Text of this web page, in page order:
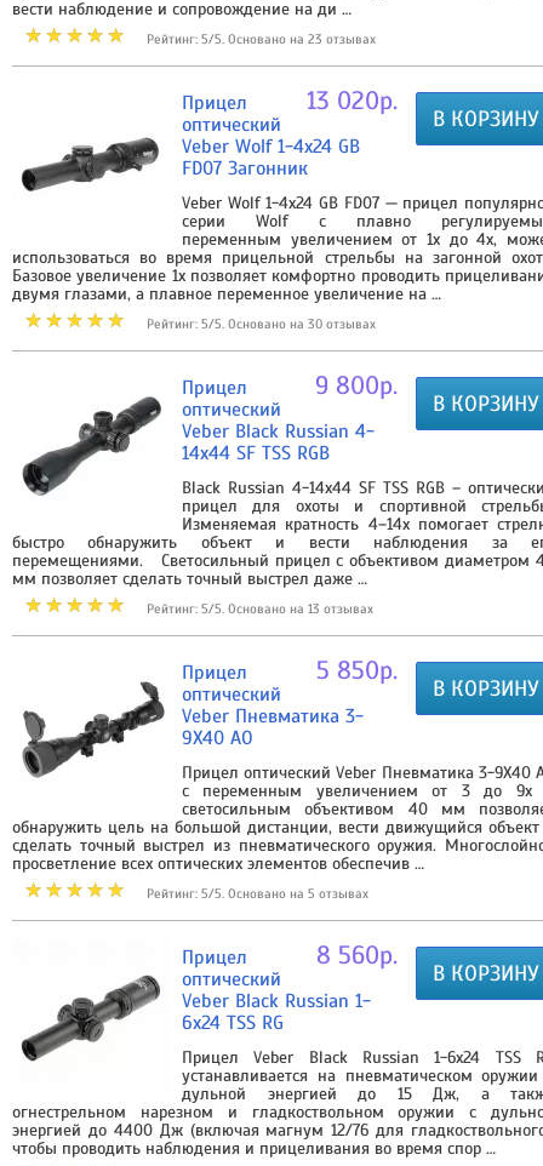
вести наблюдение и сопровождение на ди …
Рейтинг: 5/5. Основано на 23 отзывах
В КОРЗИНУ
13 020р.
Прицел
оптический
Veber Wolf 1-4х24 GB
FD07 Загонник
Veber Wolf 1-4х24 GB FD07 — прицел
серии Wolf с плавно
переменным увеличением от 1х до 4х,
использоваться во время прицельной стрельбы на загонной
Базовое увеличение 1х позволяет комфортно проводить
двумя глазами, а плавное переменное увеличение на …
Рейтинг: 5/5. Основано на 30 отзывах
В КОРЗИНУ
9 800р.
Прицел
оптический
Veber Black Russian 4-
14x44 SF TSS RGB
Black Russian 4-14x44 SF TSS RGB –
прицел для охоты и спортивной
Изменяемая кратность 4–14х помогает
быстро обнаружить объект и вести наблюдения за
перемещениями. Светосильный прицел с объективом диаметром
мм позволяет сделать точный выстрел даже …
Рейтинг: 5/5. Основано на 13 отзывах
В КОРЗИНУ
5 850р.
Прицел
оптический
Veber Пневматика 3-
9X40 AO
Прицел оптический Veber Пневматика 3-9X40
с переменным увеличением от 3 до 9х
светосильным объективом 40 мм
обнаружить цель на большой дистанции, вести движущийся
сделать точный выстрел из пневматического оружия.
просветление всех оптических элементов обеспечив …
Рейтинг: 5/5. Основано на 5 отзывах
В КОРЗИНУ
8 560р.
Прицел
оптический
Veber Black Russian 1-
6x24 TSS RG
Прицел Veber Black Russian 1-6x24 TSS
устанавливается на пневматическом
дульной энергией до 15 Дж, а
огнестрельном нарезном и гладкоствольном оружии с
энергией до 4400 Дж (включая магнум 12/76 для
чтобы проводить наблюдения и прицеливания во время спор …